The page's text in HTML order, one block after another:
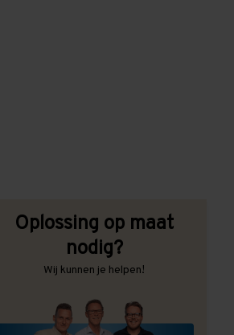
Oplossing op maat
nodig?
Wij kunnen je helpen!